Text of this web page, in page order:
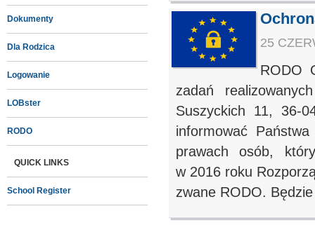
Dokumenty
Dla Rodzica
Logowanie
LOBster
RODO
QUICK LINKS
School Register
25
RODO
zadań
Suszyckich 11, 36-
informować
prawach osób,
w 2016 roku
zwane RODO.